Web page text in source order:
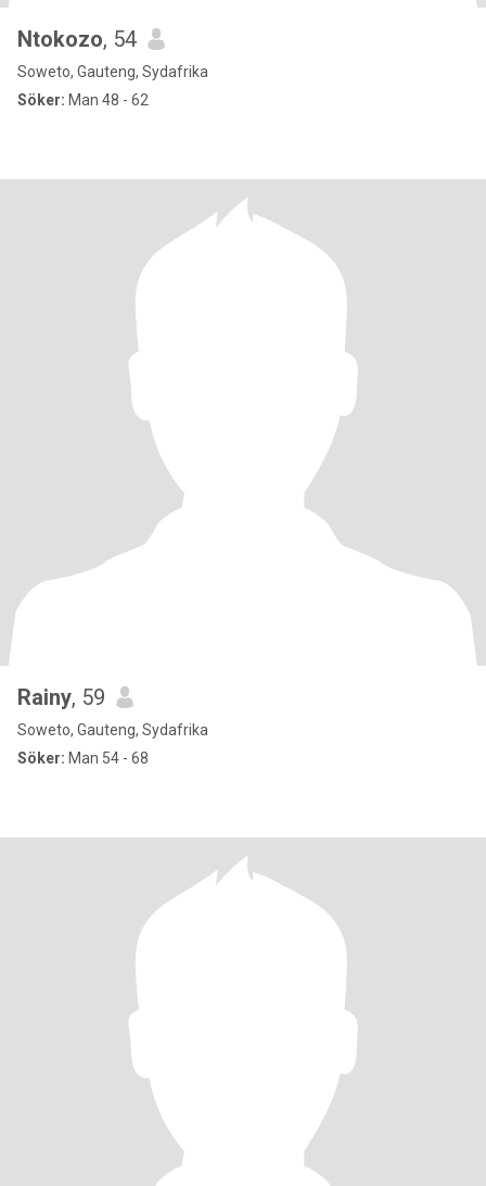
Ntokozo, 54
Soweto, Gauteng, Sydafrika
Söker: Man 48 - 62
Rainy, 59
Soweto, Gauteng, Sydafrika
Söker: Man 54 - 68